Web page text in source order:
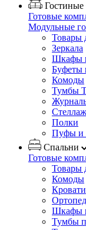
Гостиные
Готовые
Модульные
Товары
Зеркала
Шкафы
Буфеты
Комоды
Тумбы
Полки
Пуфы и
Спальни
Готовые
Товары
Комоды
Кровати
Шкафы
Тумбы